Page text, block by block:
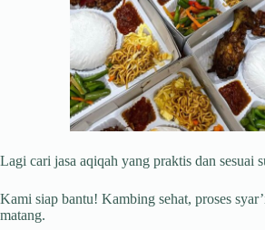
Lagi cari jasa aqiqah yang praktis dan sesuai
Kami siap bantu! Kambing sehat, proses
matang.